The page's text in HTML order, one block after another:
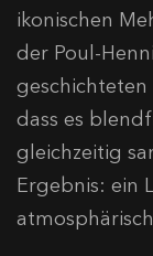
ikonischen
der Poul-
geschichteten
dass es
gleichzeitig
Ergebnis: ein